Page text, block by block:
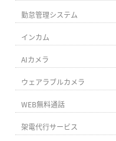
勤怠管理システム
インカム
AIカメラ
ウェアラブルカメラ
WEB無料通話
架電代行サービス